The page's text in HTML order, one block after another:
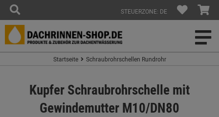
STEUERZONE: DE
Startseite Schraubrohrschellen Rundrohr
Kupfer Schraubrohrschelle mit
Gewindemutter M10/DN80